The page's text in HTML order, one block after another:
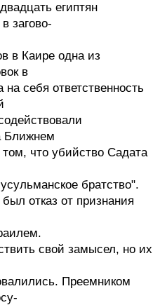
египтян
загово-
в Каире одна из
в
себя ответственность
Ближнем
что убийство Садата
братство".
отказ от признания
свой замысел, но их
Преемником